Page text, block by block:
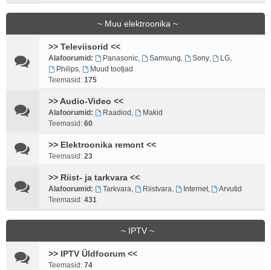
~ Muu elektroonika ~
>> Televiisorid <<
Alafoorumid: Panasonic, Samsung Sony, LG
Philips,
Muud tootjad
Teemasid: 175
>> Audio-Video <<
Alafoorumid: Raadiod
Makid
Teemasid: 60
>> Elektroonika remont <<
Teemasid: 23
>> Riist- ja tarkvara <<
Alafoorumid: Tarkvara Riistvara Internet,
Arvutid
Teemasid: 431
~ IPTV ~
>> IPTV Üldfoorum <<
Teemasid: 74